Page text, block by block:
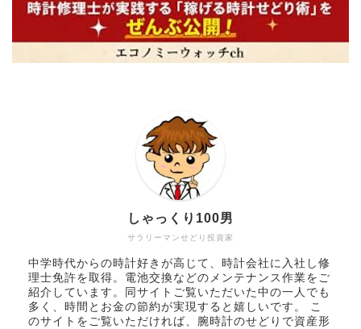
サラリーマンせどり投資家
しゃっくり100男
中学時代からの時計好きが高じて、時計会社に入社し修
理士免許を取得。電池交換などのメンテナンス作業をご
紹介しています。同サイトご覧いただいた中の一人でも
多く、時間とお金の節約が実現すると嬉しいです。 こ
のサイトをご覧いただければ、腕時計のせどりで資産形